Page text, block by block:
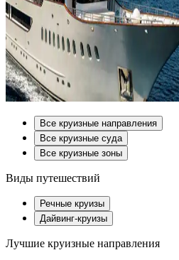
Все круизные направления
Все круизные суда
Все круизные зоны
Виды путешествий
Речные круизы
Дайвинг-круизы
Лучшие круизные направления